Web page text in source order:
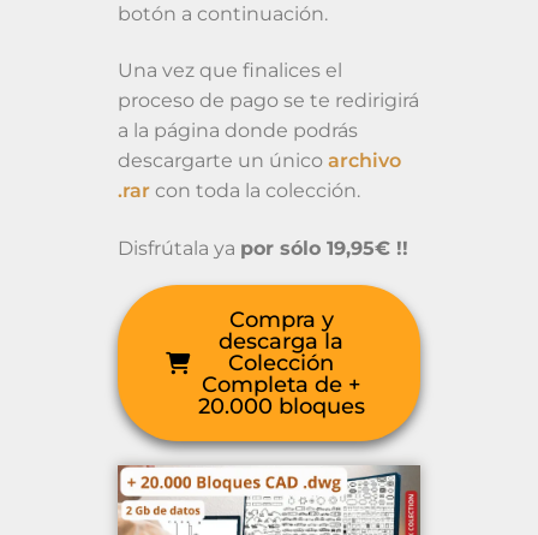
botón a continuación.
Una vez que finalices el
proceso de pago se te redirigirá
a la página donde podrás
descargarte un único archivo
.rar con toda la colección.
Disfrútala ya por sólo 19,95€ !!
Compra y
descarga la
Colección
Completa de +
20.000 bloques